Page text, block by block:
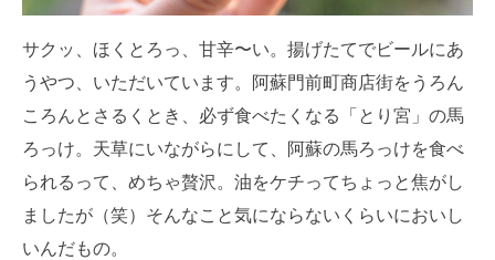
サクッ、ほくとろっ、甘辛〜い。揚げたてでビールにあ
うやつ、いただいています。阿蘇門前町商店街をうろん
ころんとさるくとき、必ず食べたくなる「とり宮」の馬
ろっけ。天草にいながらにして、阿蘇の馬ろっけを食べ
られるって、めちゃ贅沢。油をケチってちょっと焦がし
ましたが（笑）そんなこと気にならないくらいにおいし
いんだもの。